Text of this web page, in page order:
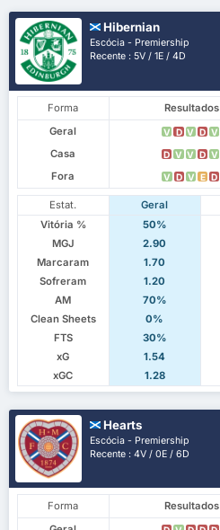
Hibernian
Escócia - Premiership
Recente : 5V / 1E / 4D
Forma Resultados
Geral
V D V D V
Casa D V V D V
Fora V D V E D
Estat. Geral
Vitória %
50%
MGJ
2.90
Marcaram
1.70
Sofreram
1.20
AM
70%
Clean Sheets
0%
FTS
30%
xG
1.54
xGC
1.28
Hearts
Escócia - Premiership
Recente : 4V / 0E / 6D
Forma Resultados